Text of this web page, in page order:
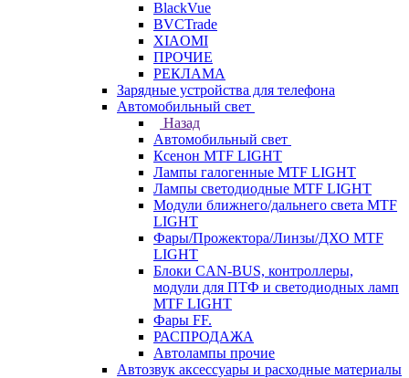
BlackVue
BVCTrade
XIAOMI
ПРОЧИЕ
РЕКЛАМА
Зарядные устройства для телефона
Автомобильный свет
Назад
Автомобильный свет
Ксенон MTF LIGHT
Лампы галогенные MTF LIGHT
Лампы светодиодные MTF LIGHT
Модули ближнего/дальнего света MTF
LIGHT
Фары/Прожектора/Линзы/ДХО MTF
LIGHT
Блоки CAN-BUS, контроллеры,
модули для ПТФ и светодиодных ламп
MTF LIGHT
Фары FF.
РАСПРОДАЖА
Автолампы прочие
Автозвук аксессуары и расходные материалы